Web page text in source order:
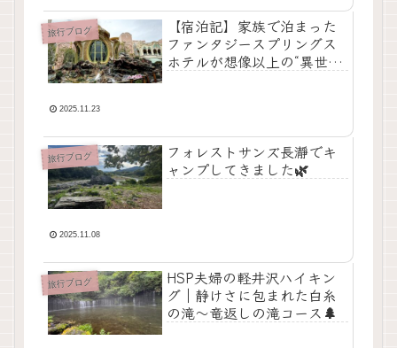
旅行ブログ
【宿泊記】家族で泊まった
ファンタジースプリングス
ホテルが想像以上の“異世
2025.11.23
旅行ブログ
フォレストサンズ長瀞でキ
ャンプしてきました🌿
2025.11.08
旅行ブログ
HSP夫婦の軽井沢ハイキン
グ｜静けさに包まれた白糸
の滝〜竜返しの滝コース🌲